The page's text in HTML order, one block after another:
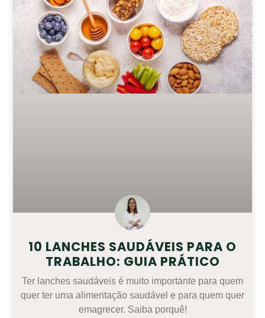
10 LANCHES SAUDÁVEIS PARA O
TRABALHO: GUIA PRÁTICO
Ter lanches saudáveis é muito importante para quem
quer ter uma alimentação saudável e para quem quer
emagrecer. Saiba porquê!